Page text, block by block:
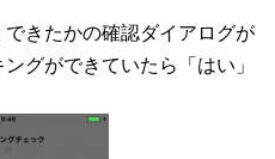
きたかの確認ダイアログが
グができていたら「はい」